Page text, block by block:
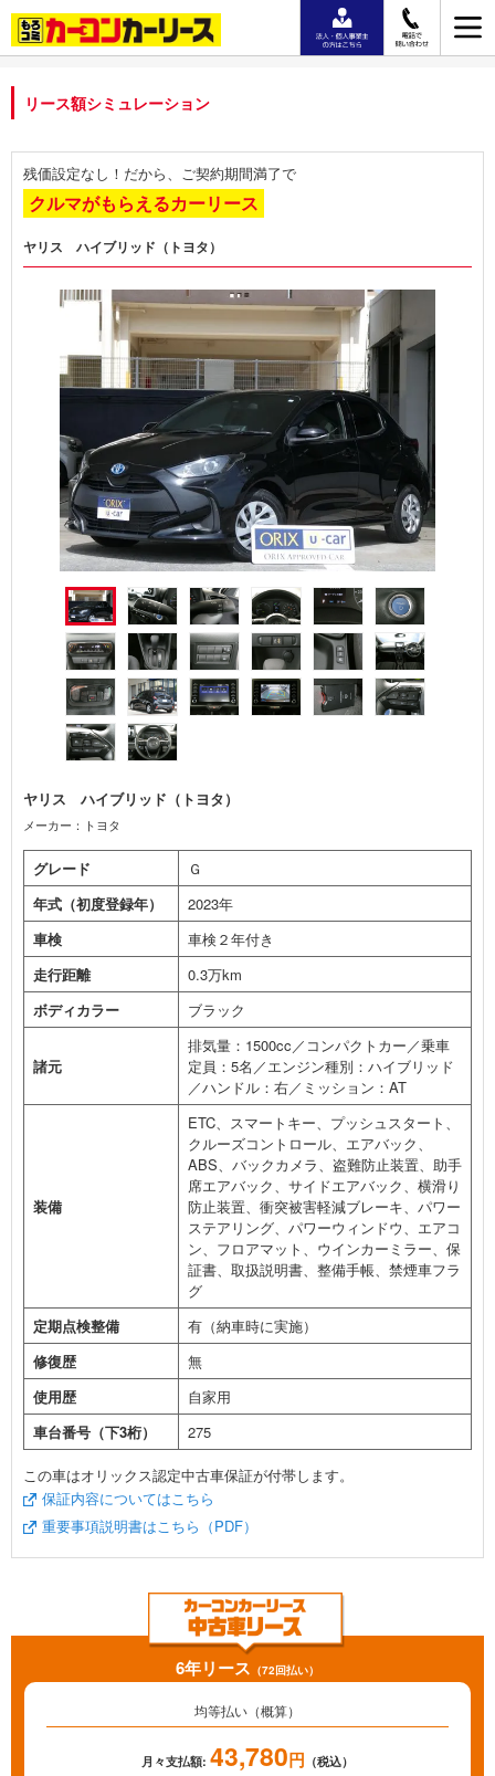
リース額シミュレーション
残価設定なし！だから、ご契約期間満了で
クルマがもらえるカーリース
ヤリス ハイブリッド（トヨタ）
ヤリス ハイブリッド（トヨタ）
メーカー：トヨタ
グレード
Ｇ
年式（初度登録年）
2023年
車検
車検２年付き
走行距離
0.3万km
ボディカラー
ブラック
諸元
排気量：1500cc／コンパクトカー／乗車
定員：5名／エンジン種別：ハイブリッド
／ハンドル：右／ミッション：AT
装備
ETC、スマートキー、プッシュスタート、
クルーズコントロール、エアバック、
ABS、バックカメラ、盗難防止装置、助手
席エアバック、サイドエアバック、横滑り
防止装置、衝突被害軽減ブレーキ、パワー
ステアリング、パワーウィンドウ、エアコ
ン、フロアマット、ウインカーミラー、保
証書、取扱説明書、整備手帳、禁煙車フラ
グ
定期点検整備
有（納車時に実施）
修復歴
無
使用歴
自家用
車台番号（下3桁）
275
この車はオリックス認定中古車保証が付帯します。
保証内容についてはこちら
重要事項説明書はこちら（PDF）
6年リース （72回払い）
均等払い（概算）
月々支払額: 43,780円 （税込）